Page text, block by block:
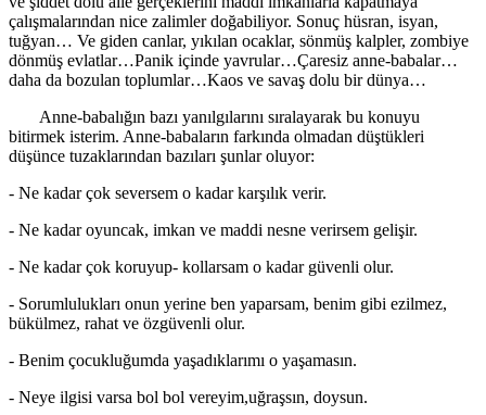
çalışmalarından nice zalimler doğabiliyor. Sonuç hüsran, isyan,
tuğyan… Ve giden canlar, yıkılan ocaklar, sönmüş kalpler, zombiye
dönmüş evlatlar…Panik içinde yavrular…Çaresiz anne-babalar…
daha da bozulan toplumlar…Kaos ve savaş dolu bir dünya…
Anne-babalığın bazı yanılgılarını sıralayarak bu konuyu
bitirmek isterim. Anne-babaların farkında olmadan düştükleri
düşünce tuzaklarından bazıları şunlar oluyor:
- Ne kadar çok seversem o kadar karşılık verir.
- Ne kadar oyuncak, imkan ve maddi nesne verirsem gelişir.
- Ne kadar çok koruyup- kollarsam o kadar güvenli olur.
- Sorumlulukları onun yerine ben yaparsam, benim gibi ezilmez,
bükülmez, rahat ve özgüvenli olur.
- Benim çocukluğumda yaşadıklarımı o yaşamasın.
- Neye ilgisi varsa bol bol vereyim,uğraşsın, doysun.